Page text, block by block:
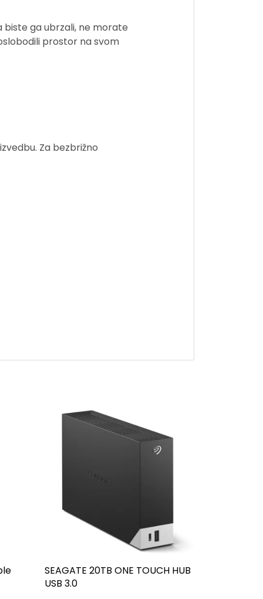
biste ga ubrzali, ne morate
prostor na svom
Za bezbrižno
SEAGATE 20TB ONE TOUCH HUB
USB 3.0